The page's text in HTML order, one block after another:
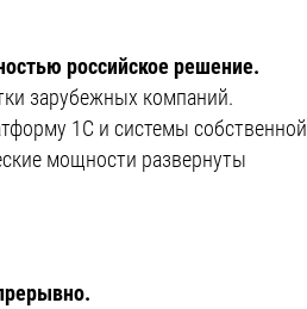
российское решение.
зарубежных компаний.
1С и системы собственной
мощности развернуты